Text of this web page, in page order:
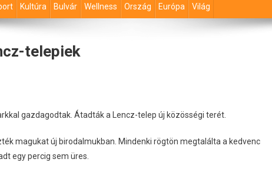
Kultúra Bulvár Wellness Ország Európa Világ
telepiek
gazdagodtak. Átadták a Lencz-telep új közösségi terét.
magukat új birodalmukban. Mindenki rögtön megtalálta a kedvenc
egy percig sem üres.